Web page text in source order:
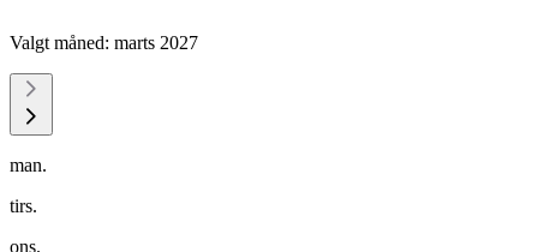
Valgt måned: marts 2027
man.
tirs.
ons.